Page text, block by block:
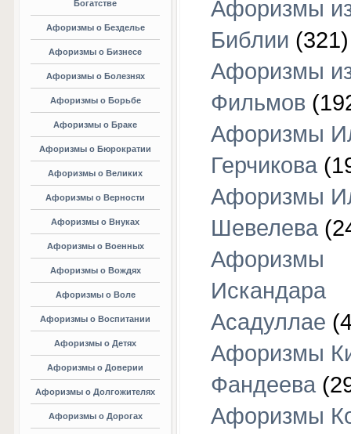
Богатстве
Афоризмы о Безделье
Афоризмы о Бизнесе
Афоризмы о Болезнях
Афоризмы о Борьбе
Афоризмы о Браке
Афоризмы о Бюрократии
Афоризмы о Великих
Афоризмы о Верности
Афоризмы о Внуках
Афоризмы о Военных
Афоризмы о Вождях
Афоризмы о Воле
Афоризмы о Воспитании
Афоризмы о Детях
Афоризмы о Доверии
Афоризмы о Долгожителях
Афоризмы о Дорогах
Афоризмы
Библии (321)
Афоризмы
Фильмов
Афоризмы
Герчикова
Афоризмы
Шевелева
Афоризмы
Искандара
Асадуллае
Афоризмы
Фандеева
Афоризмы